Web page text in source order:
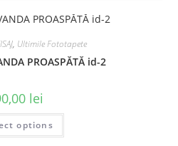
, Ultimile Fototapete
PROASPĂTĂ id-2
lei
options